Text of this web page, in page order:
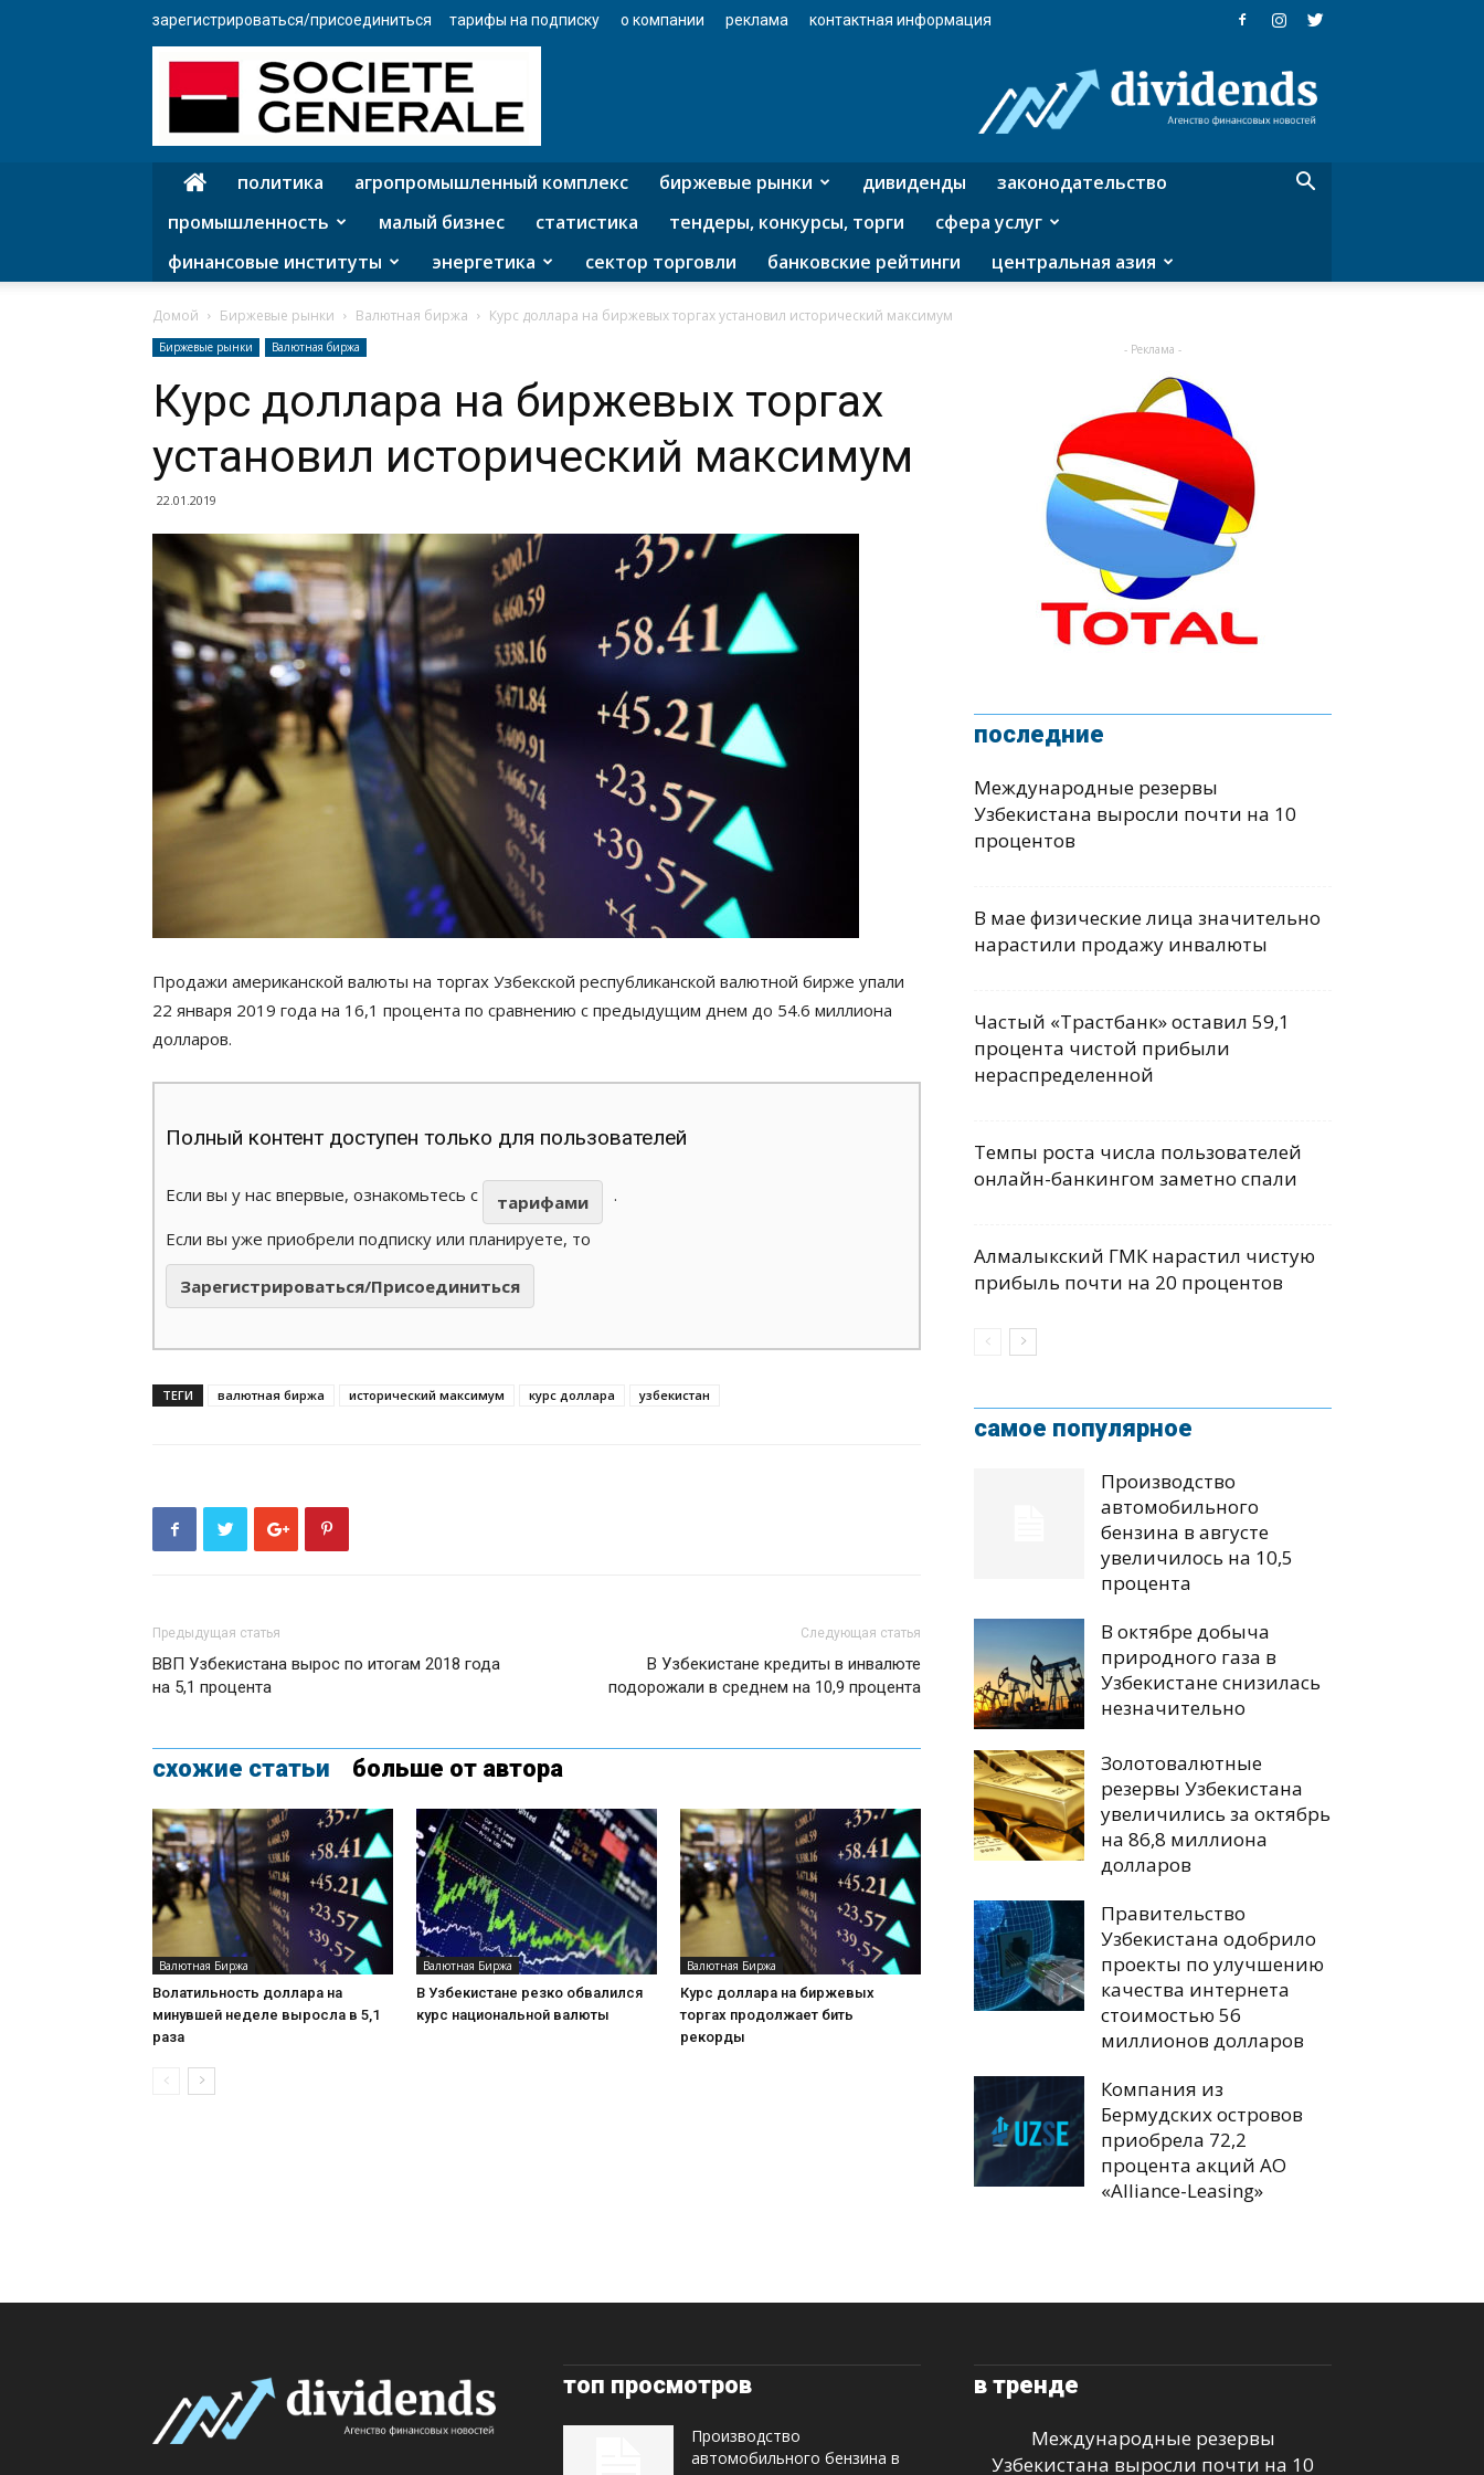
зарегистрироваться/присоединиться тарифы на подписку о компании реклама контактная информация
агентство
финансовых
политика агропромышленный комплекс биржевые рынки дивиденды
законодательство
промышленность
малый бизнес статистика тендеры, конкурсы, торги
сфера услуг
финансовые институты
энергетика сектор торговли банковские рейтинги центральная азия
Домой Биржевые рынки Валютная биржа Курс доллара на биржевых торгах установил исторический максимум
Биржевые рынки Валютная биржа
Курс доллара на биржевых торгах
установил исторический максимум
22.01.2019
Продажи американской валюты на торгах Узбекской республиканской валютной бирже упали
22 января 2019 года на 16,1 процента по сравнению с предыдущим днем до 54.6 миллиона
долларов.
Полный контент доступен только для пользователей
Если вы у нас впервые, ознакомьтесь с тарифами
.
Если вы уже приобрели подписку или планируете, то
Зарегистрироваться/Присоединиться
ТЕГИ валютная биржа исторический максимум курс доллара узбекистан
Предыдущая статья
ВВП Узбекистана вырос по итогам 2018 года
на 5,1 процента
Следующая статья
В Узбекистане кредиты в инвалюте
подорожали в среднем на 10,9 процента
схожие статьи больше от автора
Валютная Биржа
Волатильность доллара на
минувшей неделе выросла в 5,1
раза
Валютная Биржа
В Узбекистане резко обвалился
курс национальной валюты
Валютная Биржа
Курс доллара на биржевых
торгах продолжает бить
рекорды
- Реклама -
последние
Международные резервы
Узбекистана выросли почти на 10
процентов
В мае физические лица значительно
нарастили продажу инвалюты
Частый «Трастбанк» оставил 59,1
процента чистой прибыли
нераспределенной
Темпы роста числа пользователей
онлайн-банкингом заметно спали
Алмалыкский ГМК нарастил чистую
прибыль почти на 20 процентов
самое популярное
Производство
автомобильного
бензина в августе
увеличилось на 10,5
процента
В октябре добыча
природного газа в
Узбекистане снизилась
незначительно
Золотовалютные
резервы Узбекистана
увеличились за октябрь
на 86,8 миллиона
долларов
Правительство
Узбекистана одобрило
проекты по улучшению
качества интернета
стоимостью 56
миллионов долларов
Компания из
Бермудских островов
приобрела 72,2
процента акций АО
«Alliance-Leasing»
топ просмотров
Производство
автомобильного бензина в
в тренде
Международные резервы
Узбекистана выросли почти на 10